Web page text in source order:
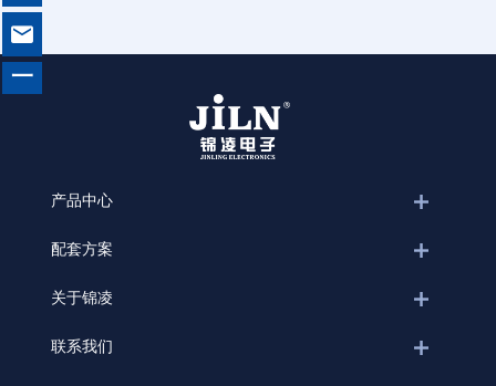
产品中心
配套方案
关于锦凌
联系我们

一